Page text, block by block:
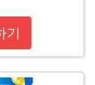
기